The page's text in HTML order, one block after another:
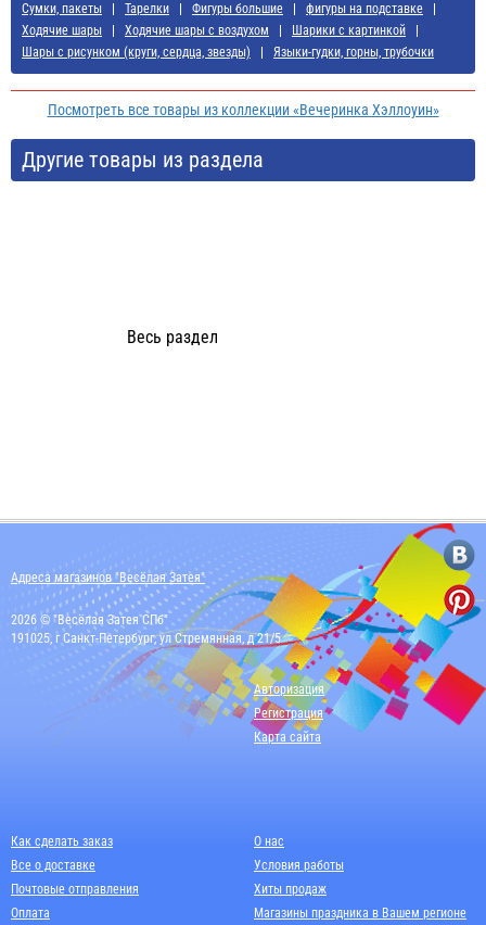
Сумки, пакеты
Тарелки Фигуры большие
фигуры на подставке
Ходячие шары
Ходячие шары с воздухом
Шарики с картинкой
Шары с рисунком (круги, сердца, звезды)
Языки-гудки, горны, трубочки
Посмотреть все товары из коллекции «Вечеринка Хэллоуин»
Другие товары из раздела
Весь раздел
Адреса магазинов "Весёлая Затея"
2026 © "Весёлая Затея СПб"
191025, г Санкт-Петербург, ул Стремянная, д 21/5
Авторизация
Регистрация
Карта сайта
Как сделать заказ
Все о доставке
Почтовые отправления
Оплата
О нас
Условия работы
Хиты продаж
Магазины праздника в Вашем регионе